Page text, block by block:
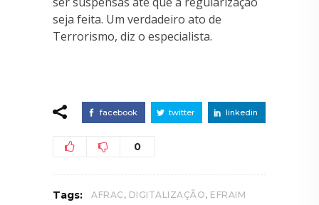
seja feita. Um verdadeiro ato de
Terrorismo, diz o especialista.
facebook twitter linkedin
0
Tags: AFRAC , DIGITALIZAÇÃO, EFRAIM